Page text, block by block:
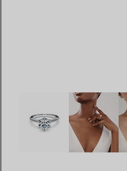
Der Tiffany® Setting: